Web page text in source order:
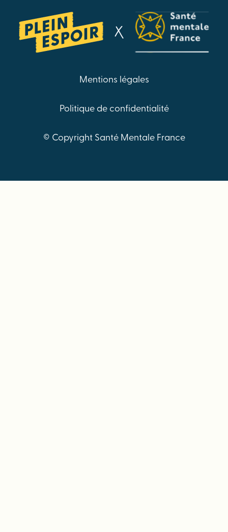
Mentions légales
Politique de confidentialité
© Copyright Santé Mentale France